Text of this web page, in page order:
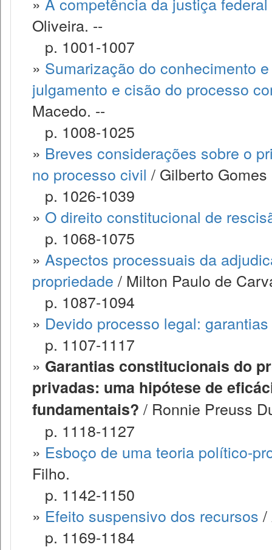
Oliveira. --
p. 1001-1007
» Sumarização do conhecimento
julgamento e cisão do processo
Macedo. --
p. 1008-1025
» Breves considerações sobre o
no processo civil / Gilberto
p. 1026-1039
» O direito constitucional de
p. 1068-1075
» Aspectos processuais da
propriedade / Milton Paulo de
p. 1087-1094
» Devido processo legal:
p. 1107-1117
» Garantias constitucionais do
privadas: uma hipótese de
fundamentais? / Ronnie Preuss
p. 1118-1127
» Esboço de uma teoria político-
Filho.
p. 1142-1150
» Efeito suspensivo dos recursos /
p. 1169-1184